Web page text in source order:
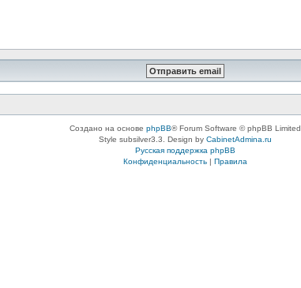
Создано на основе phpBB® Forum Software © phpBB Limited
Style subsilver3.3. Design by CabinetAdmina.ru
Русская поддержка phpBB
Конфиденциальность| Правила